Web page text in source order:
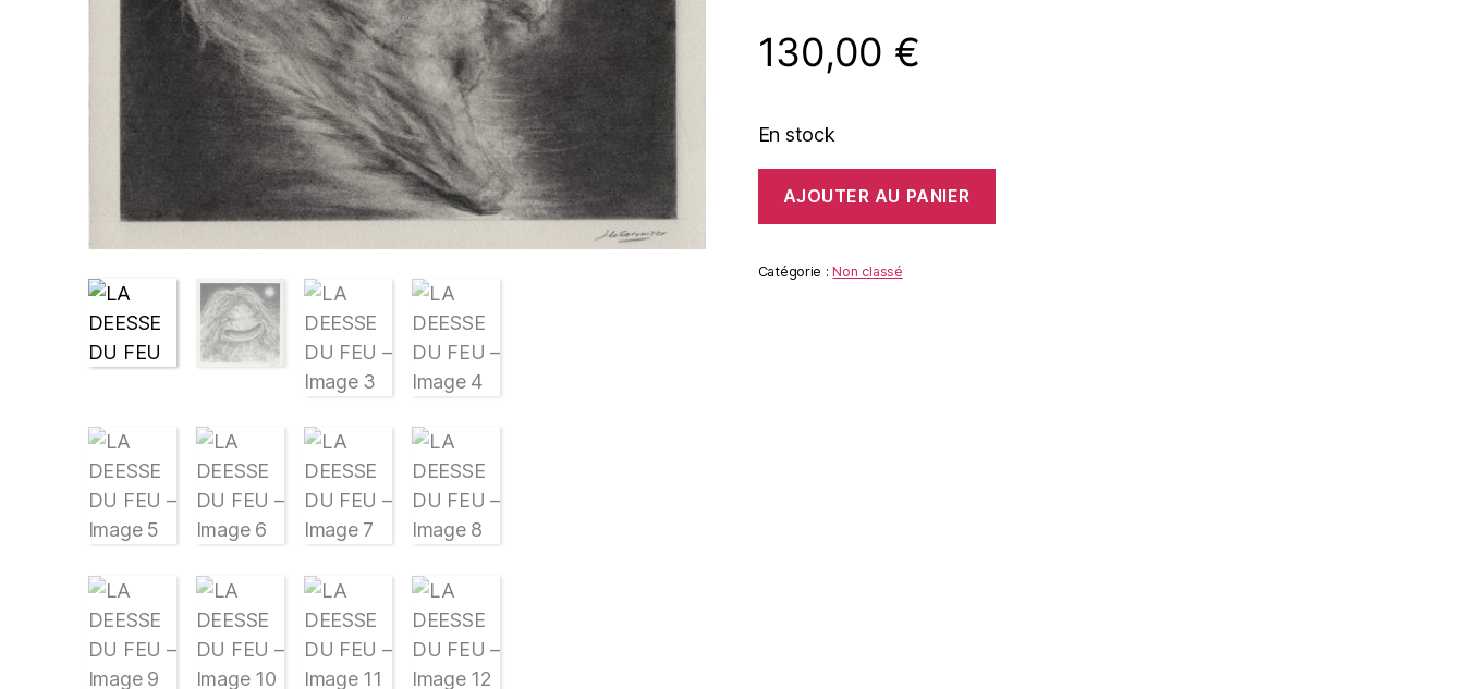
130,00 €
En stock
LA
DU
FEU
AJOUTER AU PANIER
Catégorie :Non classé